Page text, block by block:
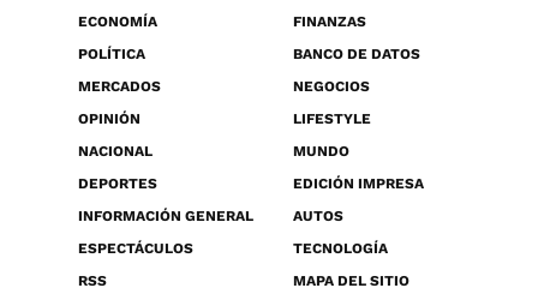
ECONOMÍA
FINANZAS
POLÍTICA
BANCO DE DATOS
MERCADOS
NEGOCIOS
OPINIÓN
LIFESTYLE
NACIONAL
MUNDO
DEPORTES
EDICIÓN IMPRESA
INFORMACIÓN GENERAL
AUTOS
ESPECTÁCULOS
TECNOLOGÍA
RSS
MAPA DEL SITIO